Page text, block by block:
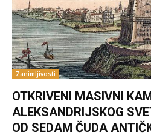
Zanimljivosti
OTKRIVENI MASIVNI
ALEKSANDRIJSKOG
OD SEDAM ČUDA